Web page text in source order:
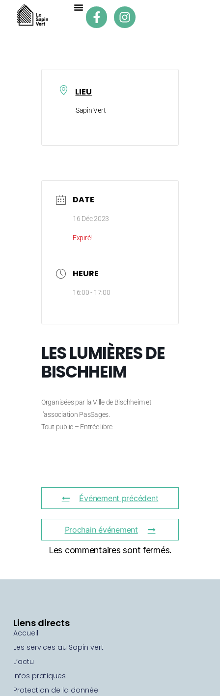
LIEU
Sapin Vert
DATE
16 Déc 2023
Expiré!
HEURE
16:00 - 17:00
LES LUMIÈRES DE
BISCHHEIM
Organisées par la Ville de Bischheim et
l’association PasSages.
Tout public – Entrée libre
Événement précédent
Prochain événement
Les commentaires sont fermés.
Liens directs
Accueil
Les services au Sapin vert
L’actu
Infos pratiques
Protection de la donnée